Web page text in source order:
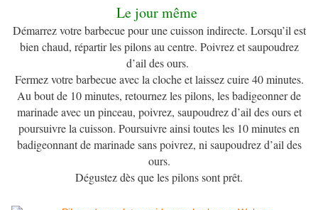
Le jour même
Démarrez votre barbecue pour une cuisson indirecte. Lorsqu’il est
bien chaud, répartir les pilons au centre. Poivrez et saupoudrez
d’ail des ours.
Fermez votre barbecue avec la cloche et laissez cuire 40 minutes.
Au bout de 10 minutes, retournez les pilons, les badigeonner de
marinade avec un pinceau, poivrez, saupoudrez d’ail des ours et
poursuivre la cuisson. Poursuivre ainsi toutes les 10 minutes en
badigeonnant de marinade sans poivrez, ni saupoudrez d’ail des
ours.
Dégustez dès que les pilons sont prêt.